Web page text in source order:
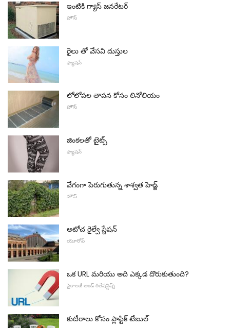
ఇంటికి గ్యాస్ జనరేటర్
హౌస్
రైలు తో వేసవి దుస్తుల
ఫ్యాషన్
లోలోపల తాపన కోసం లినోలియం
హౌస్
జింకలతో టైట్స్
ఫ్యాషన్
వేగంగా పెరుగుతున్న శాశ్వత హెడ్జ్
హౌస్
అటోచ రైల్వే స్టేషన్
యూరోప్
ఒక URL మరియు అది ఎక్కడ దొరుకుతుంది?
సైకాలజీ అండ్ రిలేషన్షిప్స్
కుటీరాలు కోసం ప్లాస్టిక్ టేబుల్